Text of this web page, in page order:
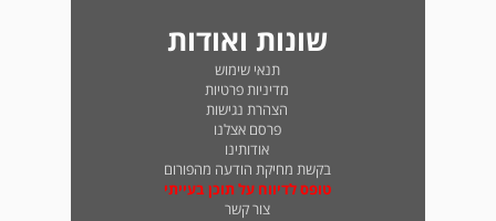
שונות ואודות
תנאי שימוש
מדיניות פרטיות
הצהרת נגישות
פרסם אצלנו
אודותינו
בקשת מחיקת הודעה מהפורום
טופס לדיווח על תוכן בעייתי
צור קשר